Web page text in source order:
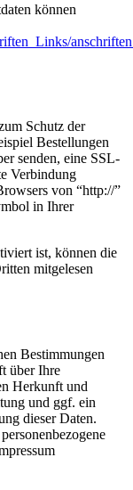
können
Schutz der
Bestellungen
senden, eine SSL-
Verbindung
von “http://”
in Ihrer
ist, können die
mitgelesen
Bestimmungen
über Ihre
Herkunft und
und ggf. ein
dieser Daten.